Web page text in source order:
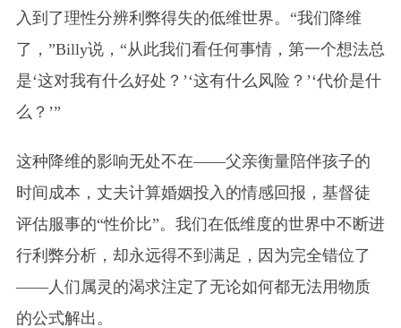
入到了理性分辨利弊得失的低维世界。“我们降维
了，”Billy说，“从此我们看任何事情，第一个想法总
是‘这对我有什么好处？’‘这有什么风险？’‘代价是什
么？’”
这种降维的影响无处不在——父亲衡量陪伴孩子的
时间成本，丈夫计算婚姻投入的情感回报，基督徒
评估服事的“性价比”。我们在低维度的世界中不断进
行利弊分析，却永远得不到满足，因为完全错位了
——人们属灵的渴求注定了无论如何都无法用物质
的公式解出。